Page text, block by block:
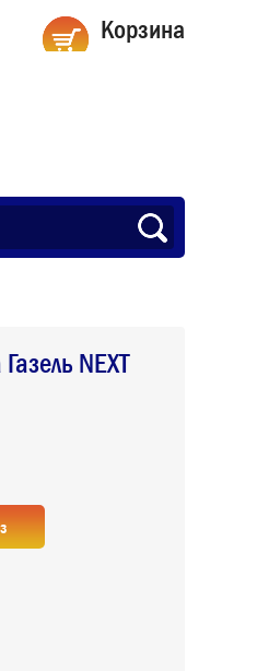
Корзина
NEXT